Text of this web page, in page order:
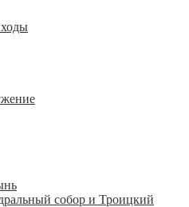
собор и Троицкий